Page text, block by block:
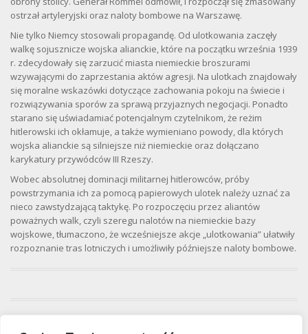
ostrzał artyleryjski oraz naloty bombowe na Warszawę.
Nie tylko Niemcy stosowali propagandę. Od ulotkowania zaczęły
walkę sojusznicze wojska alianckie, które na początku września 1939
r. zdecydowały się zarzucić miasta niemieckie broszurami
wzywającymi do zaprzestania aktów agresji. Na ulotkach znajdowały
się moralne wskazówki dotyczące zachowania pokoju na świecie i
rozwiązywania sporów za sprawą przyjaznych negocjacji. Ponadto
starano się uświadamiać potencjalnym czytelnikom, że reżim
hitlerowski ich okłamuje, a także wymieniano powody, dla których
wojska alianckie są silniejsze niż niemieckie oraz dołączano
karykatury przywódców III Rzeszy.
Wobec absolutnej dominacji militarnej hitlerowców, próby
powstrzymania ich za pomocą papierowych ulotek należy uznać za
nieco zawstydzającą taktykę. Po rozpoczęciu przez aliantów
poważnych walk, czyli szeregu nalotów na niemieckie bazy
wojskowe, tłumaczono, że wcześniejsze akcje „ulotkowania” ułatwiły
rozpoznanie tras lotniczych i umożliwiły późniejsze naloty bombowe.